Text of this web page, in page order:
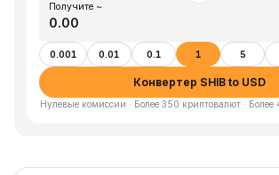
Получите ~
0.001 0.01 0.1 1 5
Конвертер SHIB to USD
Нулевые комиссии · Более 350 криптовалют ·